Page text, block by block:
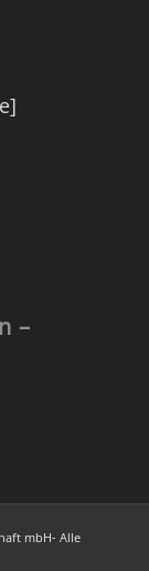
–
mbH- Alle